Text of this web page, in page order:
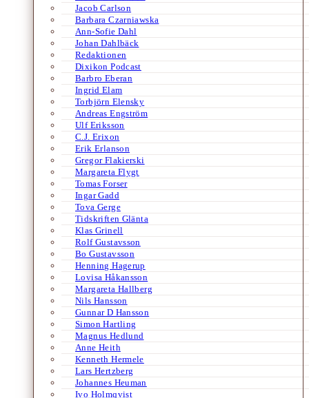
Jacob Carlson
Barbara Czarniawska
Ann-Sofie Dahl
Johan Dahlbäck
Redaktionen
Dixikon Podcast
Barbro Eberan
Ingrid Elam
Torbjörn Elensky
Andreas Engström
Ulf Eriksson
C.J. Erixon
Erik Erlanson
Gregor Flakierski
Margareta Flygt
Tomas Forser
Ingar Gadd
Tova Gerge
Tidskriften Glänta
Klas Grinell
Rolf Gustavsson
Bo Gustavsson
Henning Hagerup
Lovisa Håkansson
Margareta Hallberg
Nils Hansson
Gunnar D Hansson
Simon Hartling
Magnus Hedlund
Anne Heith
Kenneth Hermele
Lars Hertzberg
Johannes Heuman
Ivo Holmqvist